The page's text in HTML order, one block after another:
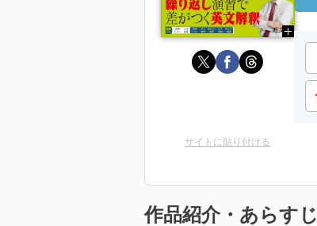
サイトに貼り付ける
作品紹介・あらすじ